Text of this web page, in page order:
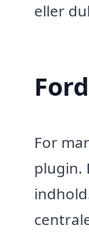
eller
For
plugin.